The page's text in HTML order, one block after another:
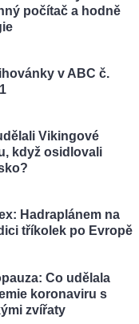
počítač a hodně
v ABC č.
Vikingové
když osidlovali
Hadraplánem na
tříkolek po Evropě
Co udělala
koronaviru s
zvířaty